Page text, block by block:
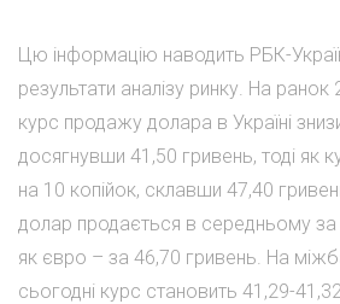
Цю інформацію наводить РБК-
результати аналізу ринку. На ранок
курс продажу долара в Україні
досягнувши 41,50 гривень, тоді як
на 10 копійок, склавши 47,40
долар продається в середньому за
як євро – за 46,70 гривень. На
сьогодні курс становить 41,29-41,32